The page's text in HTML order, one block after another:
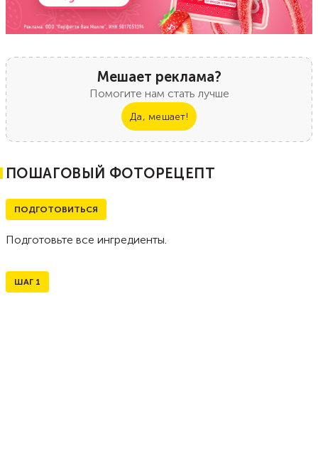
Мешает реклама?
Помогите нам стать лучше
Да, мешает!
ПОШАГОВЫЙ ФОТОРЕЦЕПТ
ПОДГОТОВИТЬСЯ
Подготовьте все ингредиенты.
ШАГ 1